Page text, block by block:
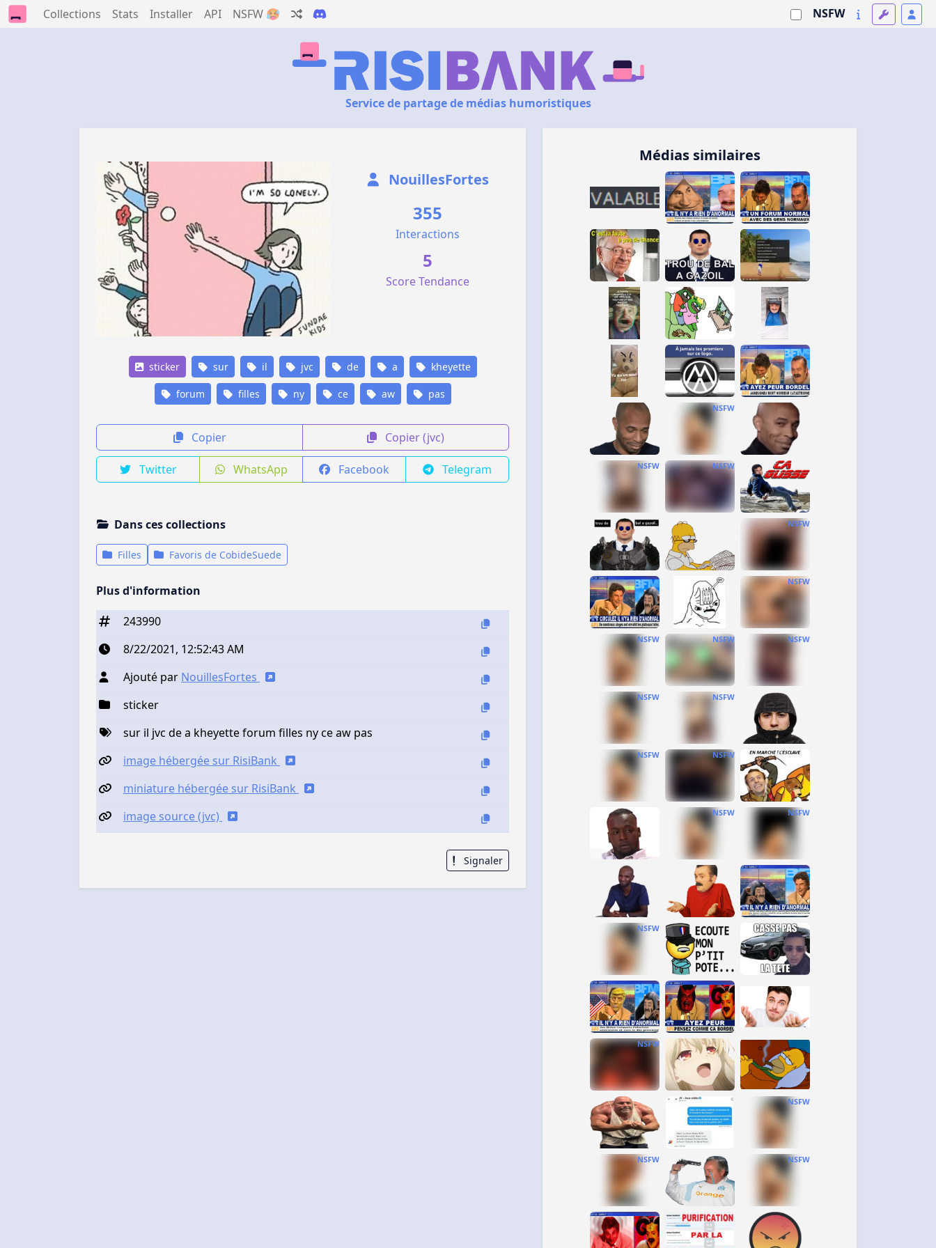
Collections Stats Installer API NSFW 🥵 NSFW
Service de partage de médias humoristiques
NouillesFortes
355
Interactions
5
Score Tendance
sticker sur il jvc de a kheyette
forum filles ny ce aw pas
Copier Copier (jvc)
Twitter WhatsApp Facebook Telegram
Dans ces collections
Filles Favoris de CobideSuede
Plus d'information
243990
8/22/2021, 12:52:43 AM
Ajouté par NouillesFortes
sticker
sur il jvc de a kheyette forum filles ny ce aw pas
image hébergée sur RisiBank
miniature hébergée sur RisiBank
image source (jvc)
Signaler
Médias similaires
NSFW
NSFW NSFW
NSFW
NSFW
NSFW NSFW NSFW
NSFW NSFW
NSFW NSFW
NSFW NSFW
NSFW
NSFW
NSFW
NSFW NSFW